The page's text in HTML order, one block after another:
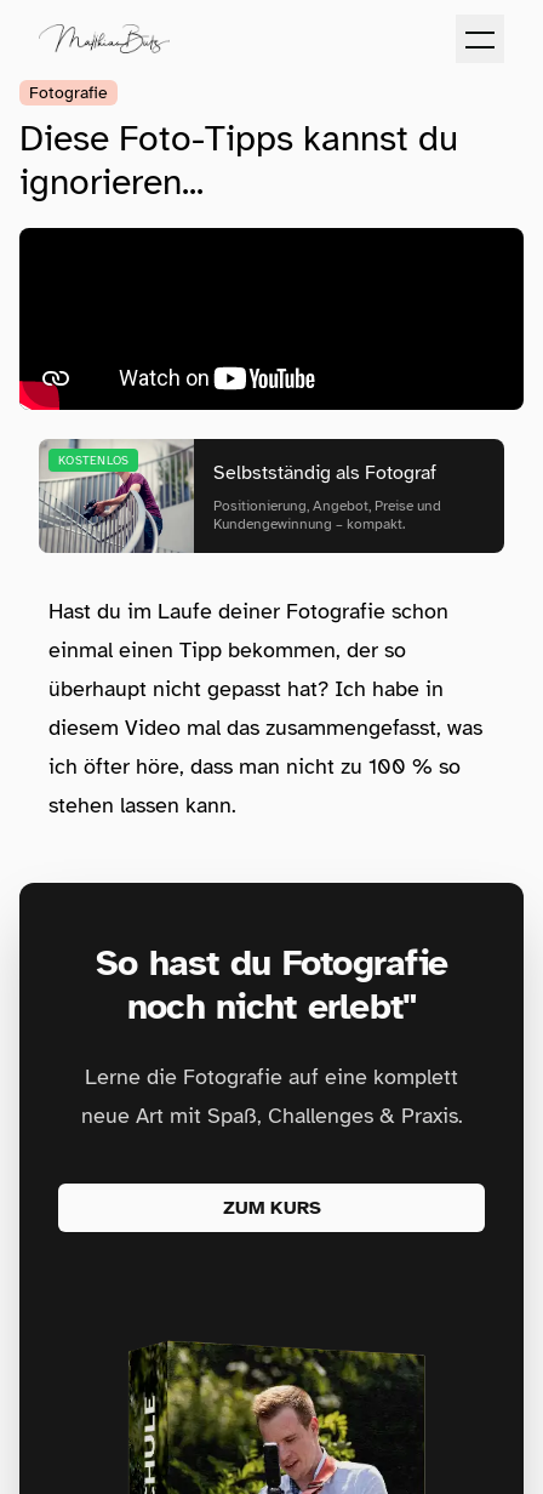
Fotografie
Diese Foto-Tipps kannst du
ignorieren...
KOSTENLOS
Selbstständig als Fotograf
Positionierung, Angebot, Preise und
Kundengewinnung – kompakt.
Hast du im Laufe deiner Fotografie schon
einmal einen Tipp bekommen, der so
überhaupt nicht gepasst hat? Ich habe in
diesem Video mal das zusammengefasst, was
ich öfter höre, dass man nicht zu 100 % so
stehen lassen kann.
So hast du Fotografie
noch nicht erlebt"
Lerne die Fotografie auf eine komplett
neue Art mit Spaß, Challenges & Praxis.
ZUM KURS